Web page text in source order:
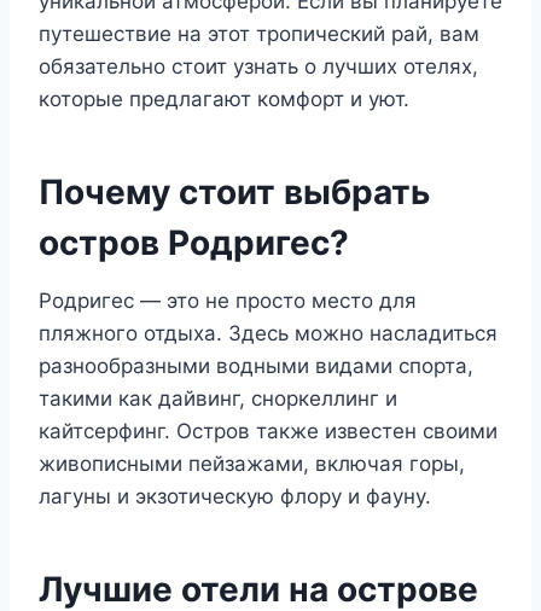
путешествие на этот тропический рай, вам
обязательно стоит узнать о лучших отелях,
которые предлагают комфорт и уют.
Почему стоит выбрать
остров Родригес?
Родригес — это не просто место для
пляжного отдыха. Здесь можно насладиться
разнообразными водными видами спорта,
такими как дайвинг, сноркеллинг и
кайтсерфинг. Остров также известен своими
живописными пейзажами, включая горы,
лагуны и экзотическую флору и фауну.
Лучшие отели на острове